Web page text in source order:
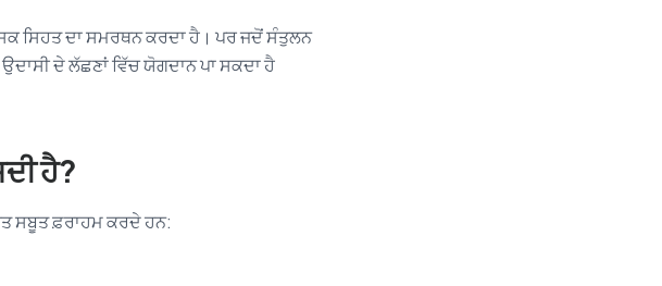
ਸਿਹਤ ਦਾ ਸਮਰਥਨ ਕਰਦਾ ਹੈ। ਪਰ ਜਦੋਂ ਸੰਤੁਲਨ
ਦੇ ਲੱਛਣਾਂ ਵਿੱਚ ਯੋਗਦਾਨ ਪਾ ਸਕਦਾ ਹੈ
ਹੈ?
ਸਬੂਤ ਫ਼ਰਾਹਮ ਕਰਦੇ ਹਨ: